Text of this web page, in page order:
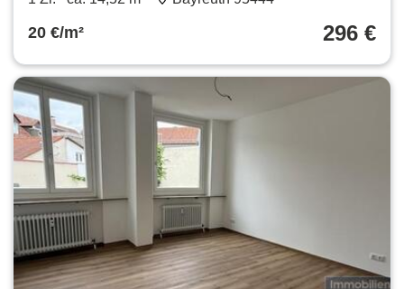
20 €/m² 296 €